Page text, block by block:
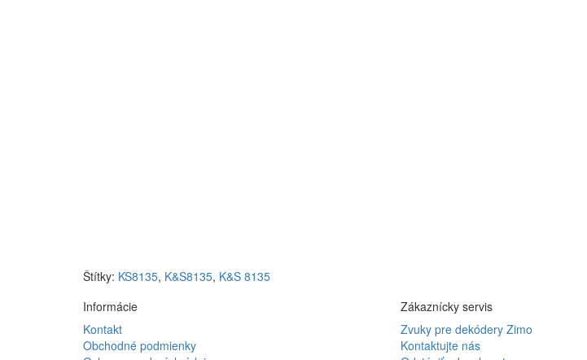
Štítky: KS8135, K&S8135, K&S 8135
Informácie
Kontakt
Obchodné podmienky
Zákaznícky servis
Zvuky pre dekódery Zimo
Kontaktujte nás